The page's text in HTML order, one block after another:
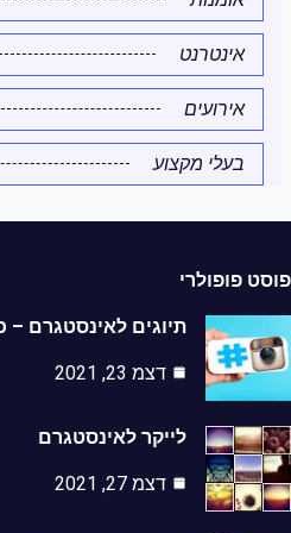
אינטרנט
אירועים
בעלי מקצוע
פוסט פופולרי
תיוגים לאינסטגרם
דצמ 23, 2021
לייקר לאינסטגרם
דצמ 27, 2021